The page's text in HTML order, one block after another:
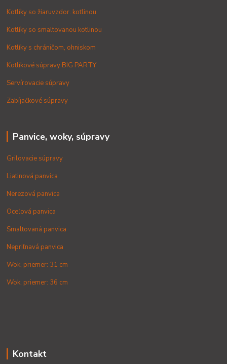
Kotlíky so žiaruvzdor. kotlinou
Kotlíky so smaltovanou kotlinou
Kotlíky s chráničom, ohniskom
Kotlíkové súpravy BIG PARTY
Servírovacie súpravy
Zabíjačkové súpravy
Panvice, woky, súpravy
Grilovacie súpravy
Liatinová panvica
Nerezová panvica
Oceľová panvica
Smaltovaná panvica
Nepriľnavá panvica
Wok, priemer: 31 cm
Wok, priemer: 36 cm
Kontakt